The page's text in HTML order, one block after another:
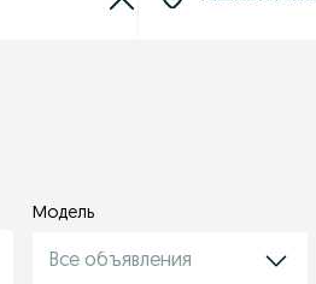
Модель
Все объявления